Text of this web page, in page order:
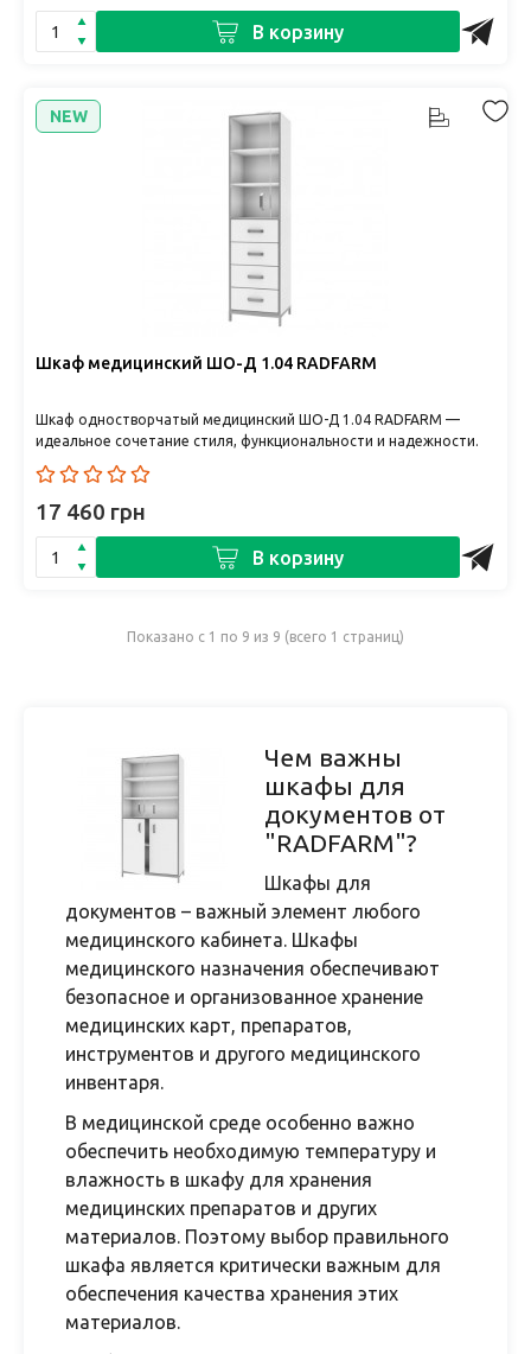
В корзину
NEW
Шкаф медицинский ШО-Д 1.04 RADFARM
Шкаф одностворчатый медицинский ШО-Д 1.04 RADFARM —
идеальное сочетание стиля, функциональности и надежности.
RADFARM &nd..
17 460 грн
В корзину
Показано с 1 по 9 из 9 (всего 1 страниц)
Чем важны
шкафы для
документов от
"RADFARM"?
Шкафы для
документов – важный элемент любого
медицинского кабинета. Шкафы
медицинского назначения обеспечивают
безопасное и организованное хранение
медицинских карт, препаратов,
инструментов и другого медицинского
инвентаря.
В медицинской среде особенно важно
обеспечить необходимую температуру и
влажность в шкафу для хранения
медицинских препаратов и других
материалов. Поэтому выбор правильного
шкафа является критически важным для
обеспечения качества хранения этих
материалов.